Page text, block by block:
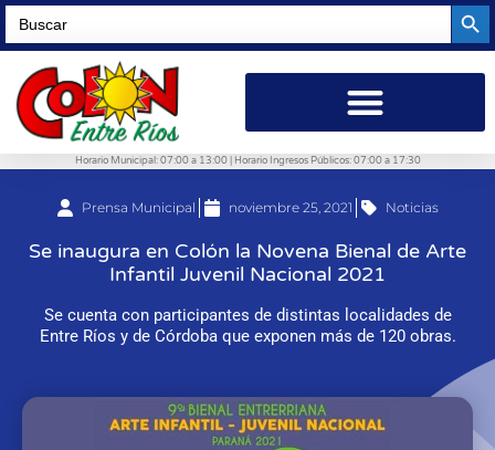
Search
for:
Horario Municipal: 07:00 a 13:00 | Horario Ingresos Públicos: 07:00 a 17:30
Prensa Municipal noviembre 25, 2021 Noticias
Se inaugura en Colón la Novena Bienal de Arte
Infantil Juvenil Nacional 2021
Se cuenta con participantes de distintas localidades de
Entre Ríos y de Córdoba que exponen más de 120 obras.